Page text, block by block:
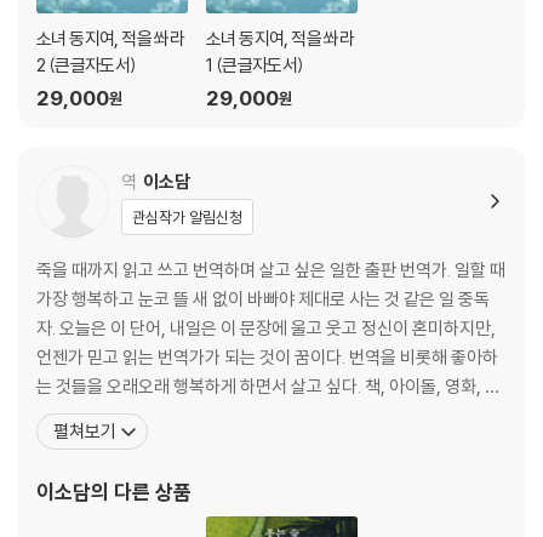
소녀 동지여, 적을 쏴라
2 (큰글자도서)
29,000원
소녀 동지여, 적을 쏴라
1 (큰글자도서)
29,000원
역 이소담
관심작가 알림신청
죽을 때까지 읽고 쓰고 번역하며 살고 싶은 일한 출판 번역가. 일할 때
가장 행복하고 눈코 뜰 새 없이 바빠야 제대로 사는 것 같은 일 중독
자. 오늘은 이 단어, 내일은 이 문장에 울고 웃고 정신이 혼미하지만,
언젠가 믿고 읽는 번역가가 되는 것이 꿈이다. 번역을 비롯해 좋아하
는 것들을 오래오래 행복하게 하면서 살고 싶다. 책, 아이돌, 영화, 뜨
개 등 그때그때 꽂힌 것을 내 속도에 맞춰 여유롭게 즐기는 중이다.
《양과 강철의 숲》, 《카프네》, 《프라이즈》, 《소녀 동지여 적을 쏴라》,
등을 비
펼쳐보기
이소담의 다른 상품